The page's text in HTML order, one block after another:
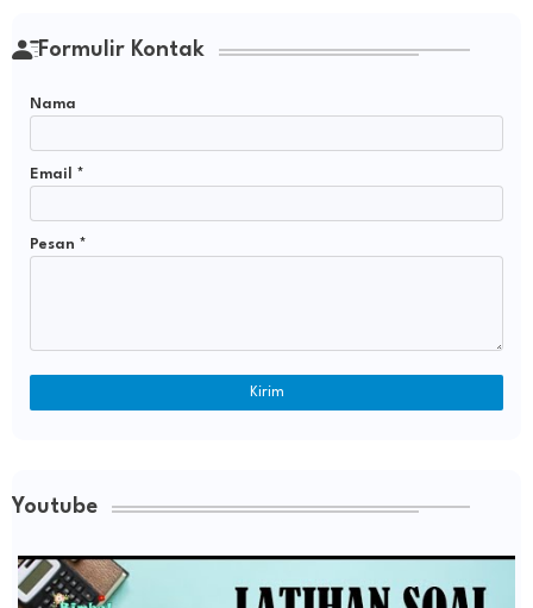
Formulir Kontak
Nama
Email *
Pesan *
Youtube